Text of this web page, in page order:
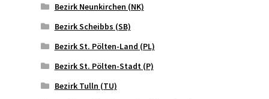
Bezirk Neunkirchen (NK)
Bezirk Scheibbs (SB)
Bezirk St. Pölten-Land (PL)
Bezirk St. Pölten-Stadt (P)
Bezirk Tulln (TU)